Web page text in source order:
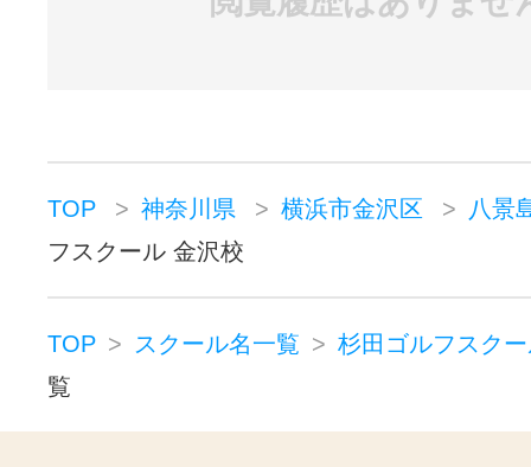
TOP 神奈川県 横浜市金沢区
八景
フスクール 金沢校
TOP スクール名一覧
杉田ゴルフスク
覧